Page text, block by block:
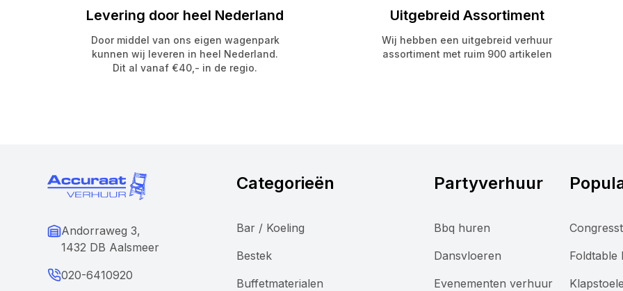
Levering door heel Nederland
Door middel van ons eigen wagenpark
kunnen wij leveren in heel Nederland.
Dit al vanaf €40,- in de regio.
Uitgebreid Assortiment
Wij hebben een uitgebreid verhuur
assortiment met ruim 900 artikelen
Andorraweg 3,
1432 DB Aalsmeer
020-6410920
Categorieën
Bar / Koeling
Bestek
Buffetmaterialen
Partyverhuur
Bbq huren
Dansvloeren
Evenementen verhuur
Foldtable